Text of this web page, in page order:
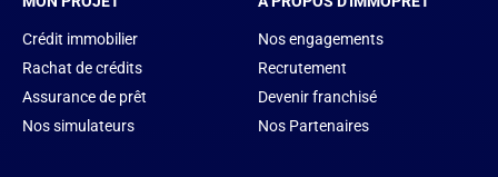
Crédit immobilier
Rachat de crédits
Assurance de prêt
Nos simulateurs
Nos engagements
Recrutement
Devenir franchisé
Nos Partenaires